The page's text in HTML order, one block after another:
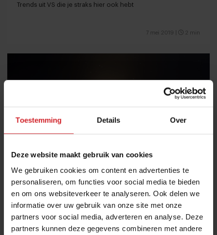
Toestemming Details Over
Deze website maakt gebruik van cookies
We gebruiken cookies om content en advertenties te
personaliseren, om functies voor social media te bieden
en om ons websiteverkeer te analyseren. Ook delen we
informatie over uw gebruik van onze site met onze
partners voor social media, adverteren en analyse. Deze
partners kunnen deze gegevens combineren met andere
Trends uit VS die je straks hier ook hebt
7 mei 2019 2 min
Nieuw digitaal magazine:
Smaak maken!
Oude conserveertechnieken herontdekt...